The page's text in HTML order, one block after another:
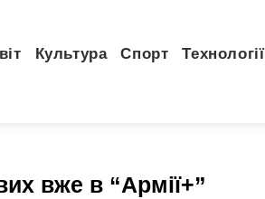
Культура Спорт Технології
вже в “Армії+”